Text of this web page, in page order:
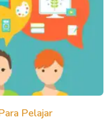
Pelajar